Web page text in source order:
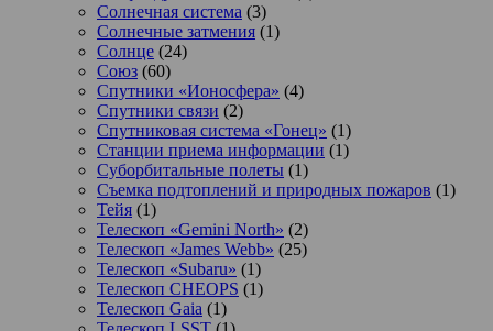
Солнечная система (3)
Солнечные затмения (1)
Солнце (24)
Союз (60)
Спутники «Ионосфера» (4)
Спутники связи (2)
Спутниковая система «Гонец» (1)
Станции приема информации (1)
Суборбитальные полеты (1)
Съемка подтоплений и природных пожаров (1)
Тейя (1)
Телескоп «Gemini North» (2)
Телескоп «James Webb» (25)
Телескоп «Subaru» (1)
Телескоп CHEOPS (1)
Телескоп Gaia (1)